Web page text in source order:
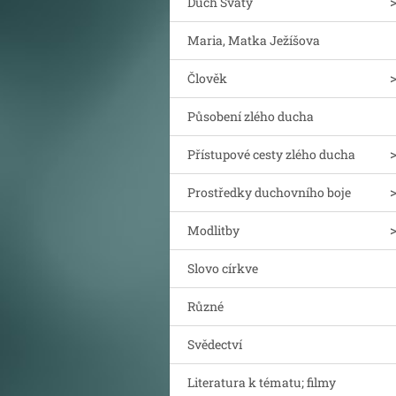
Maria, Matka Ježíšova
Člověk
Působení zlého ducha
Přístupové cesty zlého ducha
Prostředky duchovního boje
Modlitby
Slovo církve
Různé
Svědectví
Literatura k tématu; filmy